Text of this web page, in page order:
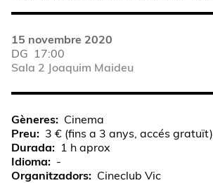
15 novembre 2020
DG 17:00
Sala 2 Joaquim Maideu
Gèneres
Cinema
Preu
3 € (fins a 3 anys, accés gratuït)
Durada
1 h aprox
Idioma
-
Organitzadors
Cineclub Vic